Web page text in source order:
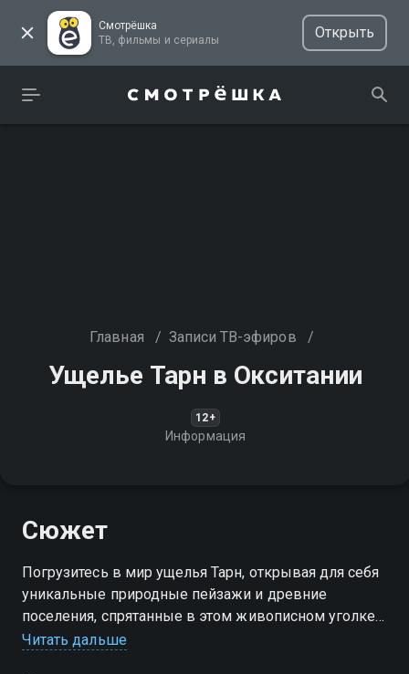
Смотрёшка
ТВ, фильмы и сериалы
Открыть
Главная / Записи ТВ-эфиров /
Ущелье Тарн в Окситании
12+
Информация
Сюжет
Погрузитесь в мир ущелья Тарн, открывая для себя
уникальные природные пейзажи и древние
поселения, спрятанные в этом живописном уголке
Окситании
Читать дальше